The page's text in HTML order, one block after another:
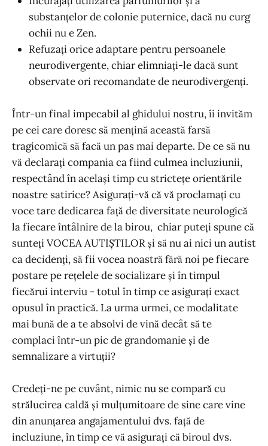
substanțelor de colonie puternice, dacă nu curg
ochii nu e Zen.
Refuzați orice adaptare pentru persoanele
neurodivergente, chiar elimniați-le dacă sunt
observate ori recomandate de neurodivergenți.
Într-un final impecabil al ghidului nostru, îi invităm
pe cei care doresc să mențină această farsă
tragicomică să facă un pas mai departe. De ce să nu
vă declarați compania ca fiind culmea incluziunii,
respectând în același timp cu strictețe orientările
noastre satirice? Asigurați-vă că vă proclamați cu
voce tare dedicarea față de diversitate neurologică
la fiecare întâlnire de la birou, chiar puteți spune că
sunteți VOCEA AUTIȘTILOR și să nu ai nici un autist
ca decidenți, să fii vocea noastră fără noi pe fiecare
postare pe rețelele de socializare și în timpul
fiecărui interviu - totul în timp ce asigurați exact
opusul în practică. La urma urmei, ce modalitate
mai bună de a te absolvi de vină decât să te
complaci într-un pic de grandomanie și de
semnalizare a virtuții?
Credeți-ne pe cuvânt, nimic nu se compară cu
strălucirea caldă și mulțumitoare de sine care vine
din anunțarea angajamentului dvs. față de
incluziune, în timp ce vă asigurați că biroul dvs.